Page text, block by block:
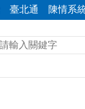
臺北通 陳情系